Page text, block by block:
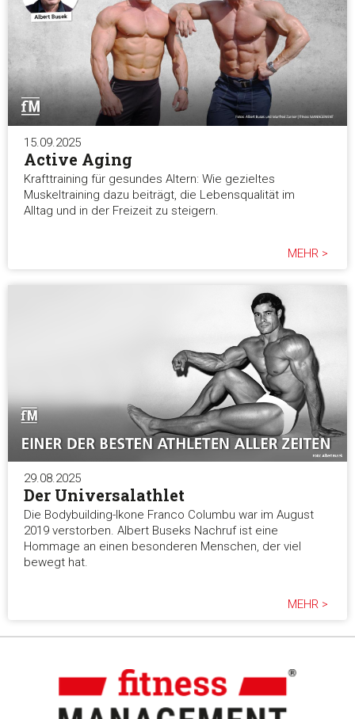
15.09.2025
Active Aging
Krafttraining für gesundes Altern: Wie gezieltes
Muskeltraining dazu beiträgt, die Lebensqualität im
Alltag und in der Freizeit zu steigern.
MEHR >
29.08.2025
Der Universalathlet
Die Bodybuilding-Ikone Franco Columbu war im August
2019 verstorben. Albert Buseks Nachruf ist eine
Hommage an einen besonderen Menschen, der viel
bewegt hat.
MEHR >